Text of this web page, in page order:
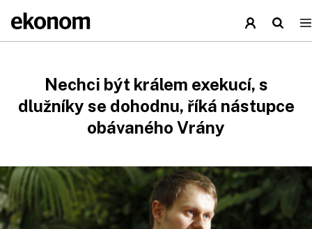
Nechci být králem exekucí, s
dlužníky se dohodnu, říká nástupce
obávaného Vrány